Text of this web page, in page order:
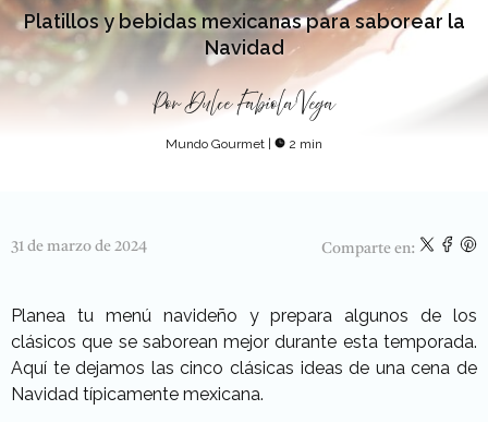
Platillos y bebidas mexicanas para saborear la
Navidad
PorDulce Fabiola Vega
Mundo Gourmet | 2 min
31 de marzo de 2024 Comparte en:
Planea tu menú navideño y prepara algunos de los
clásicos que se saborean mejor durante esta temporada.
Aquí te dejamos las cinco clásicas ideas de una cena de
Navidad típicamente mexicana.